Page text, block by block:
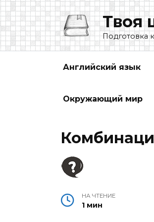
Перейти
к
содержанию
Твоя
Подготовка
Английский язык
Окружающий мир
НА ЧТЕНИЕ
1 мин